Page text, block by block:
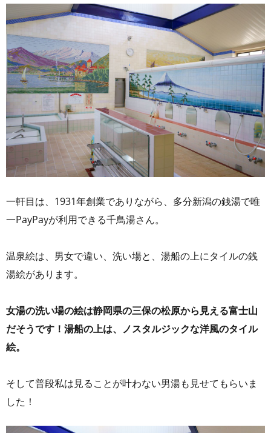
一軒目は、1931年創業でありながら、多分新潟の銭湯で唯
一PayPayが利用できる千鳥湯さん。
温泉絵は、男女で違い、洗い場と、湯船の上にタイルの銭
湯絵があります。
女湯の洗い場の絵は静岡県の三保の松原から見える富士山
だそうです！湯船の上は、ノスタルジックな洋風のタイル
絵。
そして普段私は見ることが叶わない男湯も見せてもらいま
した！